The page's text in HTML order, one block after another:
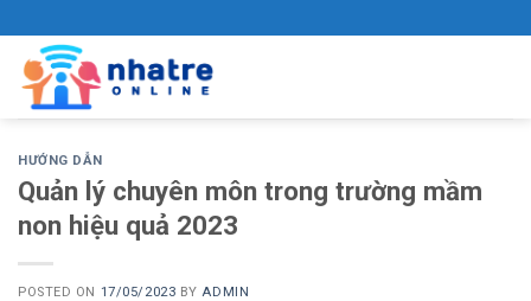
to
content
HƯỚNG DẪN
Quản lý chuyên môn trong trường mầm
non hiệu quả 2023
POSTED ON 17/05/2023 BY ADMIN